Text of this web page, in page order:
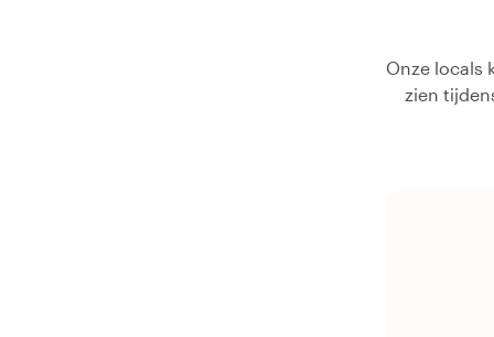
Onze locals
zien